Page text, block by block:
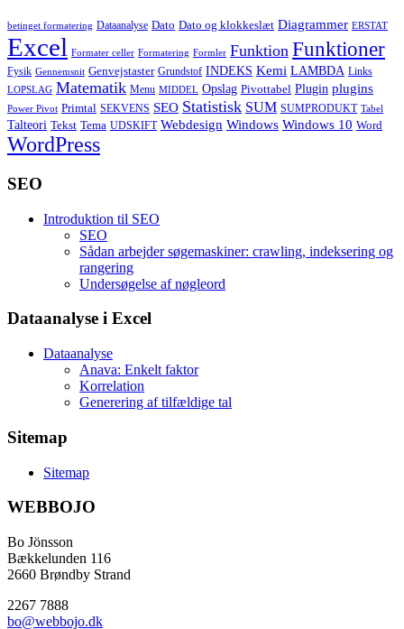
betinget formatering Dataanalyse Dato Dato og klokkeslæt Diagrammer ERSTAT
Excel Formater celler Formatering Formler Funktion Funktioner
Fysik Gennemsnit Genvejstaster Grundstof INDEKS Kemi LAMBDA Links
LOPSLAG Matematik Menu MIDDEL Opslag Pivottabel Plugin plugins
Power Pivot Primtal SEKVENS SEO Statistisk SUM SUMPRODUKT Tabel
Talteori Tekst Tema UDSKIFT Webdesign Windows Windows 10 Word
WordPress
SEO
Introduktion til SEO
SEO
Sådan arbejder søgemaskiner: crawling, indeksering og
rangering
Undersøgelse af nøgleord
Dataanalyse i Excel
Dataanalyse
Anava: Enkelt faktor
Korrelation
Generering af tilfældige tal
Sitemap
Sitemap
WEBBOJO
Bo Jönsson
Bækkelunden 116
2660 Brøndby Strand
2267 7888
bo@webbojo.dk